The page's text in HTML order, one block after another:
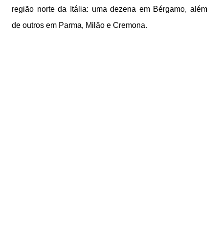
região norte da Itália: uma dezena em Bérgamo, além
de outros em Parma, Milão e Cremona.